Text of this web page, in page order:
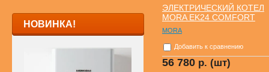
НОВИНКА!
ЭЛЕКТРИЧЕСКИЙ КОТЕЛ
MORA EK24 COMFORT
MORA
Добавить к сравнению
56 780 р. (шт)